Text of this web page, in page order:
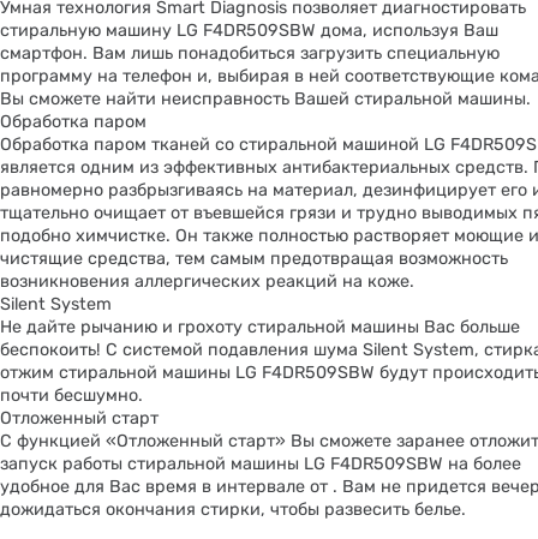
Умная технология Smart Diagnosis позволяет диагностировать
стиральную машину LG F4DR509SBW дома, используя Ваш
смартфон. Вам лишь понадобиться загрузить специальную
программу на телефон и, выбирая в ней соответствующие
Вы сможете найти неисправность Вашей стиральной машины.
Обработка паром
Обработка паром тканей со стиральной машиной LG
является одним из эффективных антибактериальных средств.
равномерно разбрызгиваясь на материал, дезинфицирует его
тщательно очищает от въевшейся грязи и трудно выводимых
подобно химчистке. Он также полностью растворяет моющие и
чистящие средства, тем самым предотвращая возможность
возникновения аллергических реакций на коже.
Silent System
Не дайте рычанию и грохоту стиральной машины Вас больше
беспокоить! С системой подавления шума Silent System,
отжим стиральной машины LG F4DR509SBW будут
почти бесшумно.
Отложенный старт
С функцией «Отложенный старт» Вы сможете заранее
запуск работы стиральной машины LG F4DR509SBW на более
удобное для Вас время в интервале от . Вам не придется
дожидаться окончания стирки, чтобы развесить белье.